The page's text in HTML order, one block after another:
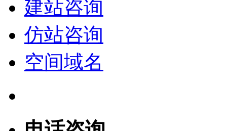
建站咨询
仿站咨询
空间域名